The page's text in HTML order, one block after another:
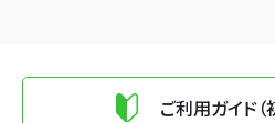
ご利用ガイド（